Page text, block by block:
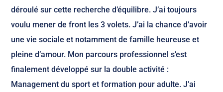
déroulé sur cette recherche d’équilibre. J’ai toujours
voulu mener de front les 3 volets. J’ai la chance d’avoir
une vie sociale et notamment de famille heureuse et
pleine d’amour. Mon parcours professionnel s’est
finalement développé sur la double activité :
Management du sport et formation pour adulte. J’ai